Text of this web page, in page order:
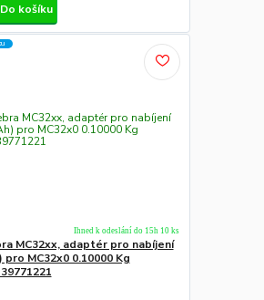
Do košíku
MC32xx, adaptér pro nabíjení
MC32x0 0.10000 Kg
Ihned k odeslání do 15h 10 ks